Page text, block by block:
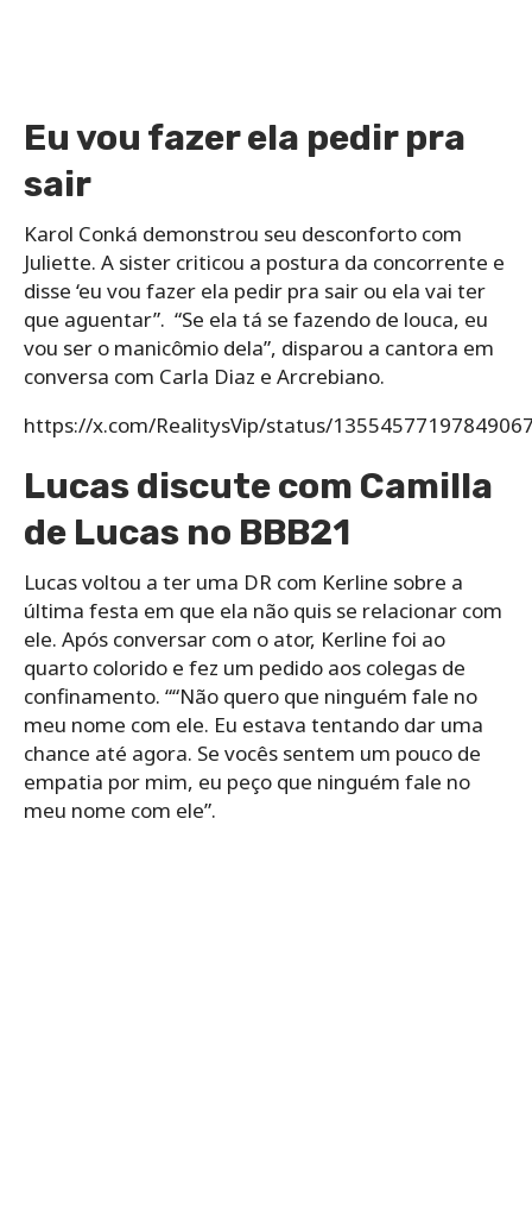
Eu vou fazer ela pedir pra
sair
Karol Conká demonstrou seu desconforto com
Juliette. A sister criticou a postura da concorrente e
disse ‘eu vou fazer ela pedir pra sair ou ela vai ter
que aguentar”. “Se ela tá se fazendo de louca, eu
vou ser o manicômio dela”, disparou a cantora em
conversa com Carla Diaz e Arcrebiano.
https://x.com/RealitysVip/status/
Lucas discute com Camilla
de Lucas no BBB21
Lucas voltou a ter uma DR com Kerline sobre a
última festa em que ela não quis se relacionar com
ele. Após conversar com o ator, Kerline foi ao
quarto colorido e fez um pedido aos colegas de
confinamento. ““Não quero que ninguém fale no
meu nome com ele. Eu estava tentando dar uma
chance até agora. Se vocês sentem um pouco de
empatia por mim, eu peço que ninguém fale no
meu nome com ele”.